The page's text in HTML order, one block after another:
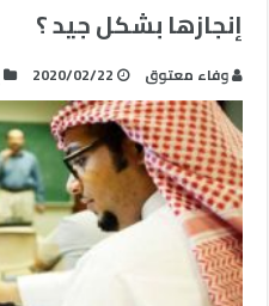
إنجازها بشكل جيد ؟
وفاء معتوق 2020/02/22